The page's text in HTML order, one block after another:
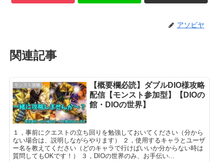
アソビヤ
関連記事
モンスト攻略
【概要欄必読】ダブルDIO様攻略
配信【モンスト参加型】【DIOの
館・DIOの世界】
１，事前にクエストの立ち回りを勉強しておいてください（分から
ない場合は、説明しながらやります） ２，使用するキャラとユーザ
ー名を教えてください（どのキャラで行けばいいか分からない時は
質問してもOKです！） ３，DIOの世界のみ、お手伝い...